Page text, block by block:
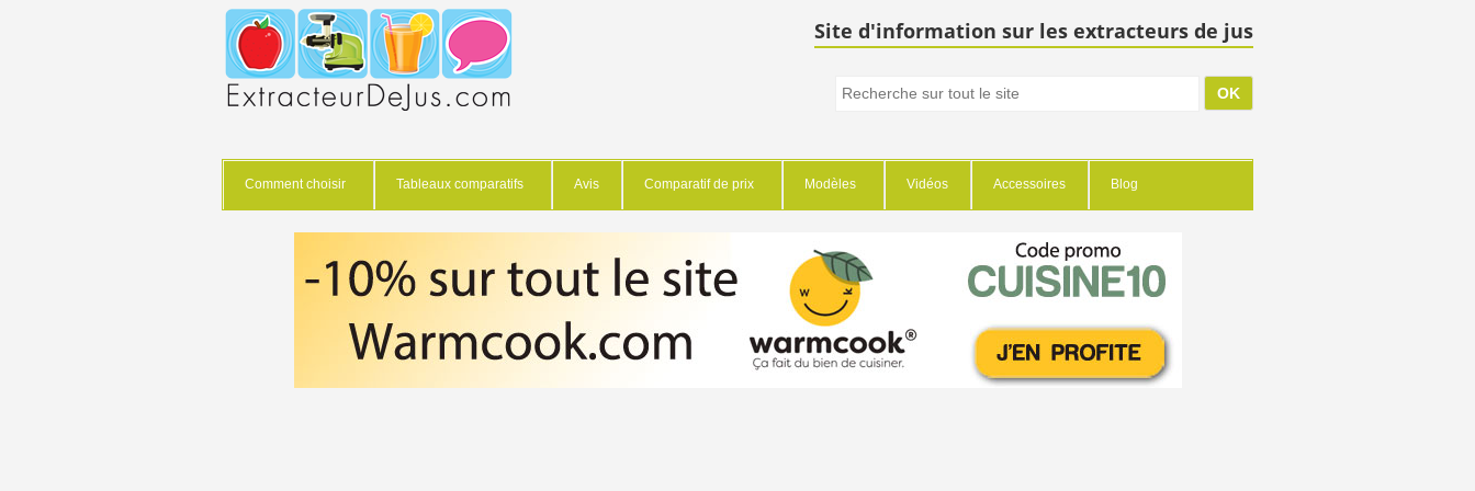
Site d'information sur les extracteurs de jus
Comment choisir Tableaux comparatifs Avis Comparatif de prix Modèles Vidéos Accessoires Blog